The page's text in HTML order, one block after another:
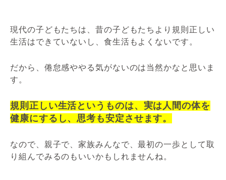
現代の子どもたちは、昔の子どもたちより規則正しい
生活はできていないし、食生活もよくないです。
だから、倦怠感ややる気がないのは当然かなと思いま
す。
規則正しい生活というものは、実は人間の体を
健康にするし、思考も安定させます。
なので、親子で、家族みんなで、最初の一歩として取
り組んでみるのもいいかもしれませんね。